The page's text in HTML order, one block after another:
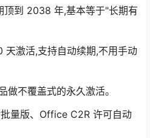
顶到 2038 年,基本等于"长期有
天激活,支持自动续期,不用手动
做不覆盖式的永久激活。
量版、Office C2R 许可自动